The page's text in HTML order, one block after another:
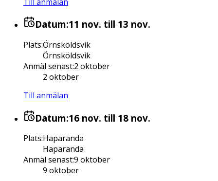
Datum:11 nov. till 13 nov.
Plats:Örnsköldsvik
Örnsköldsvik
Anmäl senast:2 oktober
2 oktober
Till anmälan
Datum:16 nov. till 18 nov.
Plats:Haparanda
Haparanda
Anmäl senast:9 oktober
9 oktober